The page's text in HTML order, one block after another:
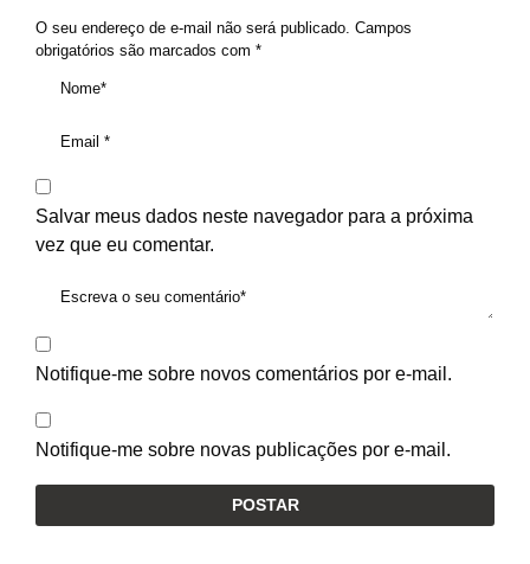
O seu endereço de e-mail não será publicado. Campos
obrigatórios são marcados com *
Salvar meus dados neste navegador para a próxima
vez que eu comentar.
Notifique-me sobre novos comentários por e-mail.
Notifique-me sobre novas publicações por e-mail.